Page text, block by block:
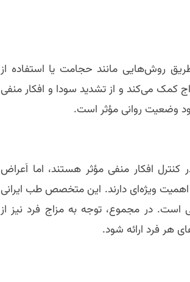
روش‌هایی مانند حجامت یا استفاده از
می‌کند و از تشدید سودا و افکار منفی
وضعیت روانی مؤثر است.
افکار منفی مؤثر هستند، اما اَعراض
ویژه‌ای دارند. این متخصص طب ایرانی
است. در مجموع، توجه به مزاج فرد نیز از
هر فرد ارائه شود.